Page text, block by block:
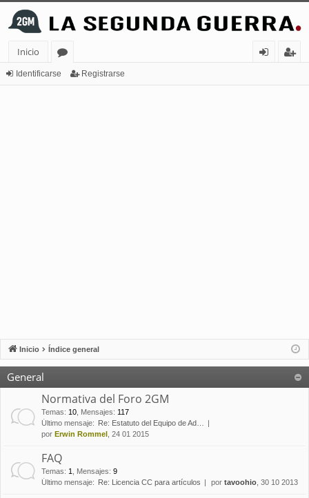
Inicio
or
Identificarse Registrarse
Inicio Índice general
General
Normativa del Foro 2GM
Temas: 10 Mensajes: 117
Último mensaje:
Re: Estatuto del Equipo de Ad…
por Erwin Rommel , 24 01 2015
FAQ
Temas: 1 Mensajes: 9
Último mensaje:
Re: Licencia CC para artículos por tavoohio , 30 10 2013